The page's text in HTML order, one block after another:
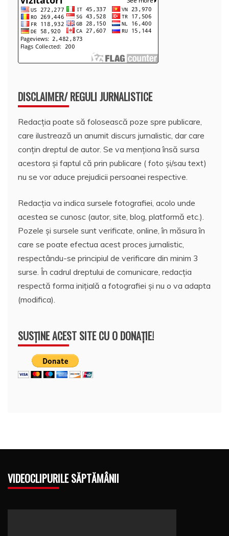
DISCLAIMER/ REGULI JURNALISTICE
Redacția poate să folosească poze spre publicare,
care ilustrează un anumit discurs jurnalistic, dar care
conțin dreptul de autor. Se va menționa însă sursa
acestora și faptul că prin publicare ( foto și/sau text)
nu se vor aduce prejudicii persoanei respective.
Redacția va indica sursele fotografiei, acolo unde
acestea se cunosc (autor, site, blog, platformă etc.).
Pozele și sursele sunt verificate, online, în măsura în
care se poate efectua acest proces jurnalistic,
respectându-se principiul de verificare din minim 3
surse. În cadrul dreptului de comunicare, redacția
respectă forma inițială a fotografiei și nu o va adapta
(modifica).
SUSȚINE ACEST SITE CU O DONAȚIE!
VIDEOCLIPURILE SĂPTĂMÂNII